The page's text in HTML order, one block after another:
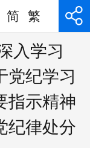
简 繁
入学习
党纪学习
指示精神
纪律处分